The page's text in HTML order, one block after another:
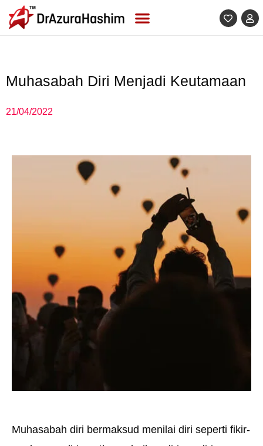
content
Muhasabah Diri Menjadi Keutamaan
21/04/2022
Muhasabah diri bermaksud menilai diri seperti fikir­